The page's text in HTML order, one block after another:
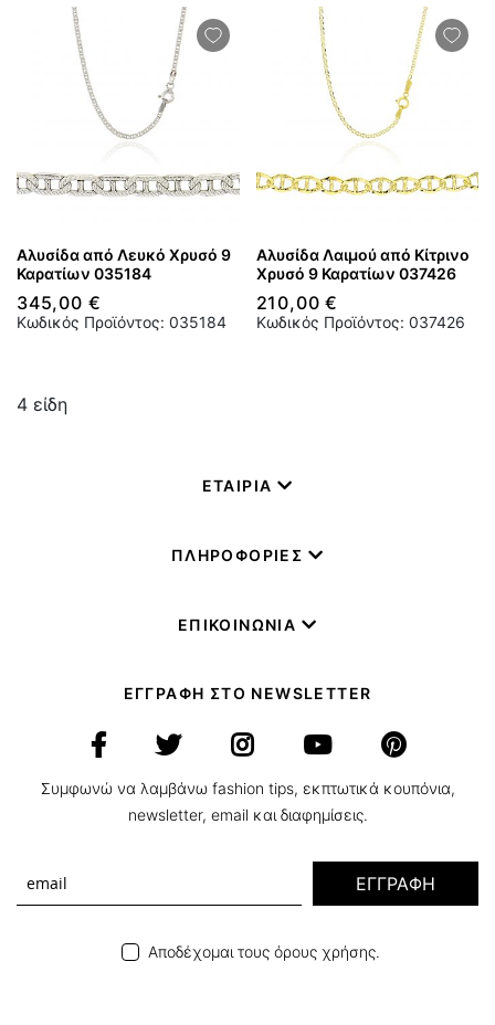
Αλυσίδα από Λευκό Χρυσό 9
Καρατίων 035184
345,00 €
Κωδικός Προϊόντος: 035184
Αλυσίδα Λαιμού από Κίτρινο
Χρυσό 9 Καρατίων 037426
210,00 €
Κωδικός Προϊόντος: 037426
4 είδη
ΕΤΑΙΡΙΑ
ΠΛΗΡΟΦΟΡΙΕΣ
ΕΠΙΚΟΙΝΩΝΙΑ
ΕΓΓΡΑΦΗ ΣΤΟ NEWSLETTER
Συμφωνώ να λαμβάνω fashion tips, εκπτωτικά κουπόνια,
newsletter, email και διαφημίσεις.
ΕΓΓΡΑΦΗ
Αποδέχομαι τους όρους χρήσης.